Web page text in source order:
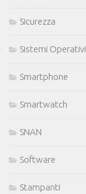
Sicurezza
Sistemi Operativi
Smartphone
Smartwatch
SNAN
Software
Stampanti